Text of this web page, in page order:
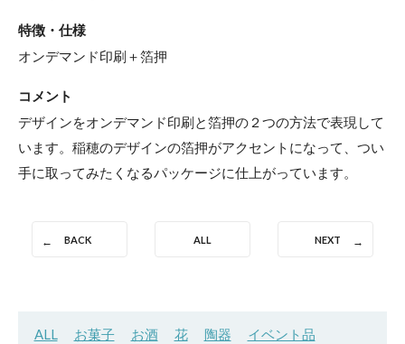
特徴・仕様
オンデマンド印刷＋箔押
コメント
デザインをオンデマンド印刷と箔押の２つの方法で表現して
います。稲穂のデザインの箔押がアクセントになって、つい
手に取ってみたくなるパッケージに仕上がっています。
BACK ALL NEXT
ALL お菓子 お酒 花 陶器
イベント品